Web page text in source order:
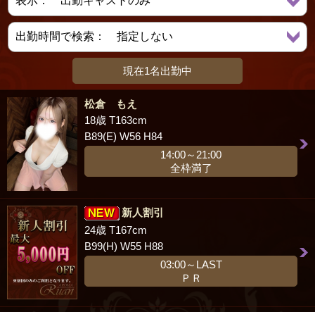
現在1名出勤中
松倉 もえ
18歳 T163cm
B89(E) W56 H84
14:00～21:00
全枠満了
新人割引
24歳 T167cm
B99(H) W55 H88
03:00～LAST
ＰＲ